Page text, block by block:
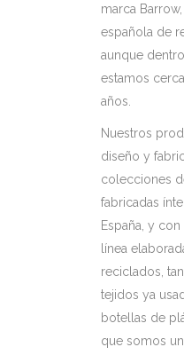
marca
española de
aunque
estamos
años.
Nuestros
diseño y
colecciones
fabricadas
España, y
línea
reciclados,
tejidos ya
botellas de
que somos